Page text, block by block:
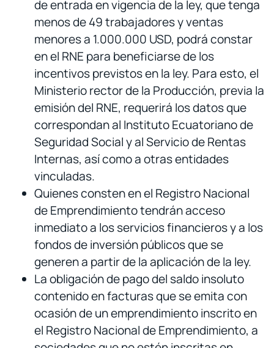
de entrada en vigencia de la ley, que tenga
menos de 49 trabajadores y ventas
menores a 1.000.000 USD, podrá constar
en el RNE para beneficiarse de los
incentivos previstos en la ley. Para esto, el
Ministerio rector de la Producción, previa la
emisión del RNE, requerirá los datos que
correspondan al Instituto Ecuatoriano de
Seguridad Social y al Servicio de Rentas
Internas, así como a otras entidades
vinculadas.
Quienes consten en el Registro Nacional
de Emprendimiento tendrán acceso
inmediato a los servicios financieros y a los
fondos de inversión públicos que se
generen a partir de la aplicación de la ley.
La obligación de pago del saldo insoluto
contenido en facturas que se emita con
ocasión de un emprendimiento inscrito en
el Registro Nacional de Emprendimiento, a